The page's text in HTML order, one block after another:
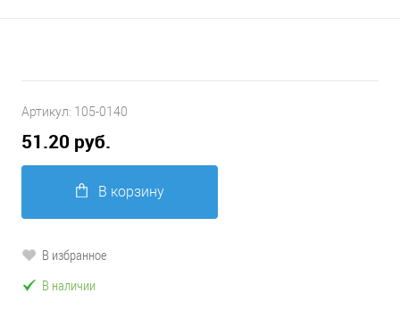
Артикул: 105-0140
51.20 руб.
В корзину
В избранное
В наличии